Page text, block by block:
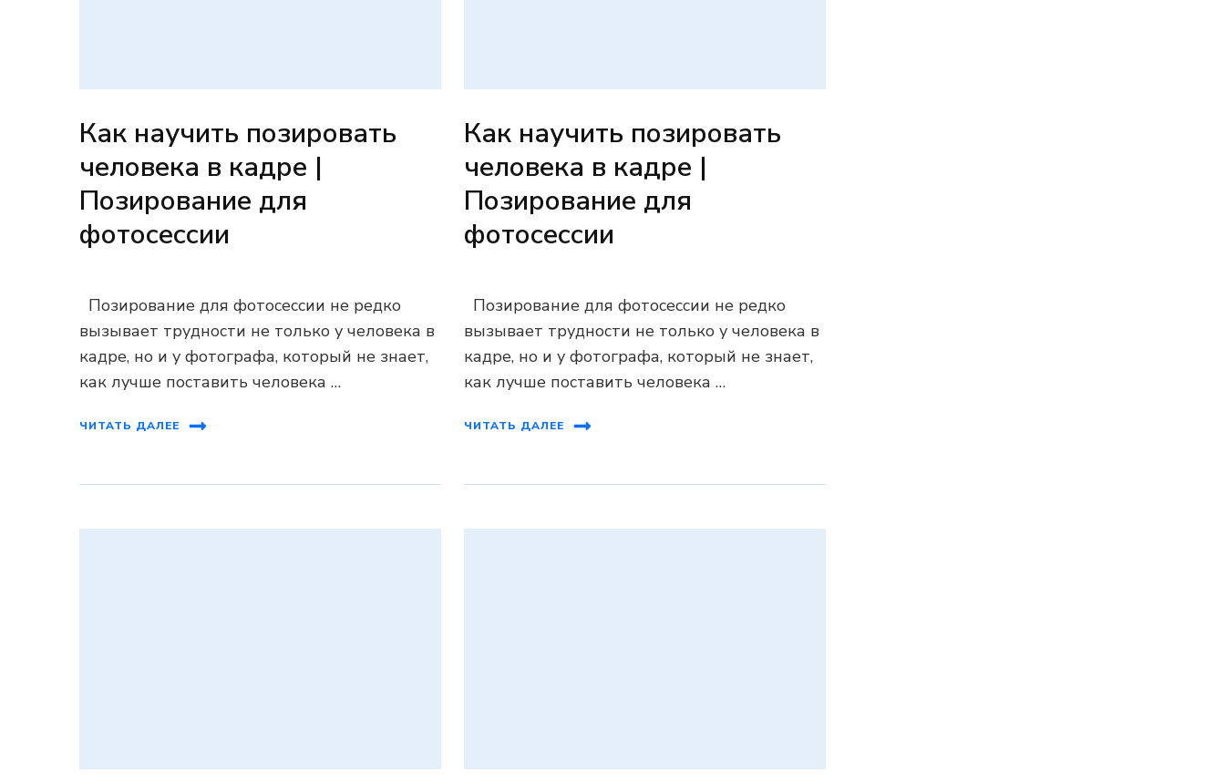
Как научить позировать
человека в кадре |
Позирование для
фотосессии
Позирование для фотосессии не редко
вызывает трудности не только у человека в
кадре, но и у фотографа, который не знает,
как лучше поставить человека …
ЧИТАТЬ ДАЛЕЕ
Как научить позировать
человека в кадре |
Позирование для
фотосессии
Позирование для фотосессии не редко
вызывает трудности не только у человека в
кадре, но и у фотографа, который не знает,
как лучше поставить человека …
ЧИТАТЬ ДАЛЕЕ